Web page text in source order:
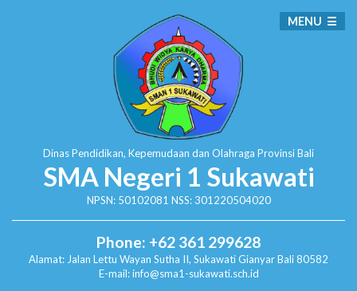
Dinas Pendidikan, Kepemudaan dan Olahraga Provinsi Bali
SMA Negeri 1 Sukawati
NPSN: 50102081 NSS: 301220504020
Phone: +62 361 299628
Alamat: Jalan Lettu Wayan Sutha II, SukawatiGianyar Bali 80582
E-mail: info@sma1-sukawati.sch.id
MENU